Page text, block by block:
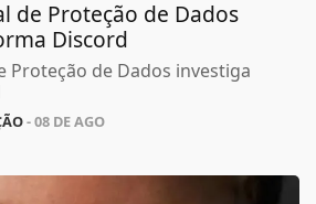
de Proteção de Dados
Discord
Proteção de Dados investiga
- 08 DE AGO